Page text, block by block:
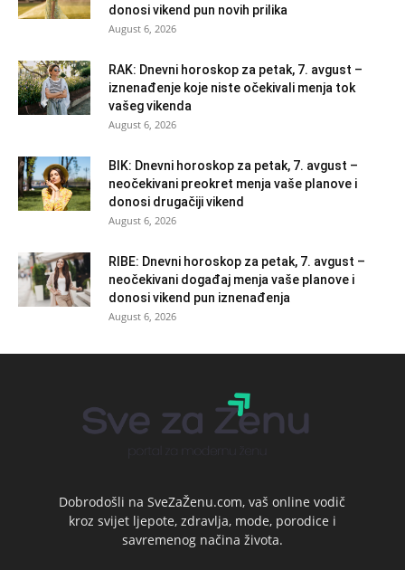
donosi vikend pun novih prilika
August 6, 2026
RAK: Dnevni horoskop za petak, 7. avgust –
iznenađenje koje niste očekivali menja tok
vašeg vikenda
August 6, 2026
BIK: Dnevni horoskop za petak, 7. avgust –
neočekivani preokret menja vaše planove i
donosi drugačiji vikend
August 6, 2026
RIBE: Dnevni horoskop za petak, 7. avgust –
neočekivani događaj menja vaše planove i
donosi vikend pun iznenađenja
August 6, 2026
Dobrodošli na SveZaŽenu.com, vaš online vodič
kroz svijet ljepote, zdravlja, mode, porodice i
savremenog načina života.